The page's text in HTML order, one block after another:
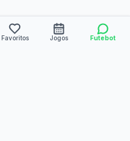
Favoritos Jogos Futebot